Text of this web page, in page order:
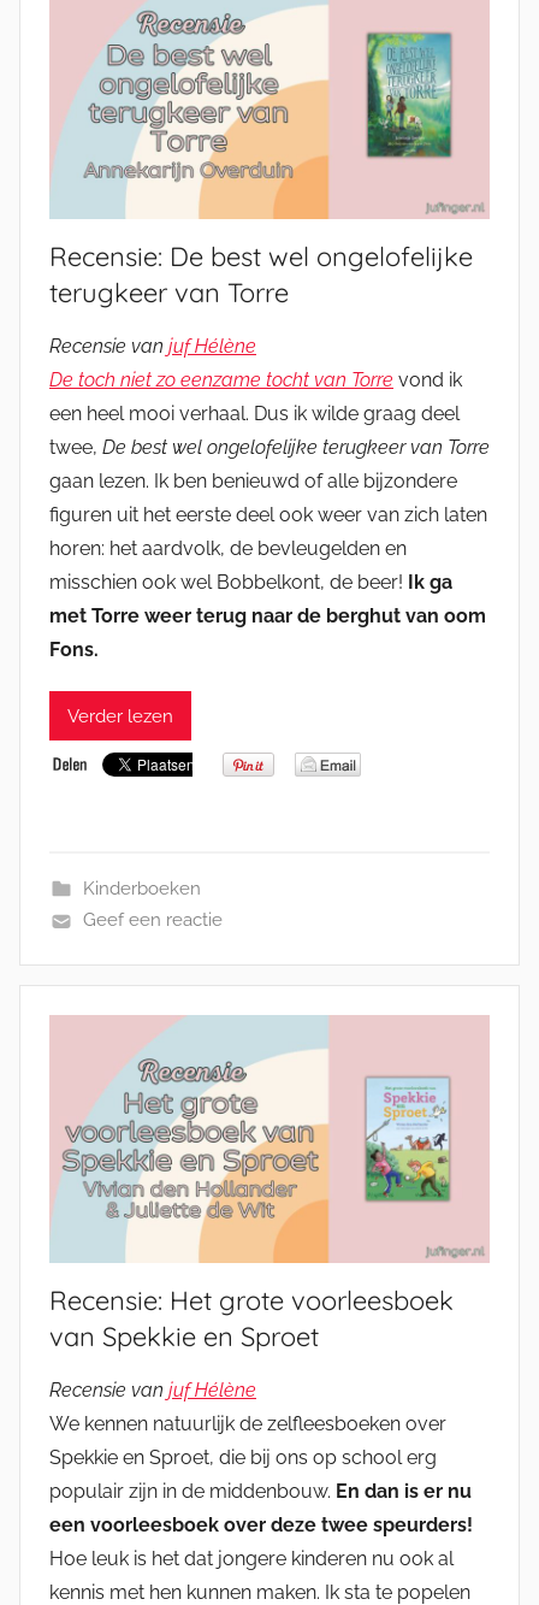
Recensie: De best wel ongelofelijke
terugkeer van Torre
Recensie van juf Hélène
De toch niet zo eenzame tocht van Torre vond ik
een heel mooi verhaal. Dus ik wilde graag deel
twee, De best wel ongelofelijke terugkeer van Torre
gaan lezen. Ik ben benieuwd of alle bijzondere
figuren uit het eerste deel ook weer van zich laten
horen: het aardvolk, de bevleugelden en
misschien ook wel Bobbelkont, de beer! Ik ga
met Torre weer terug naar de berghut van oom
Fons.
Verder lezen
Kinderboeken
Geef een reactie
Recensie: Het grote voorleesboek
van Spekkie en Sproet
Recensie van juf Hélène
We kennen natuurlijk de zelfleesboeken over
Spekkie en Sproet, die bij ons op school erg
populair zijn in de middenbouw. En dan is er nu
een voorleesboek over deze twee speurders!
Hoe leuk is het dat jongere kinderen nu ook al
kennis met hen kunnen maken. Ik sta te popelen